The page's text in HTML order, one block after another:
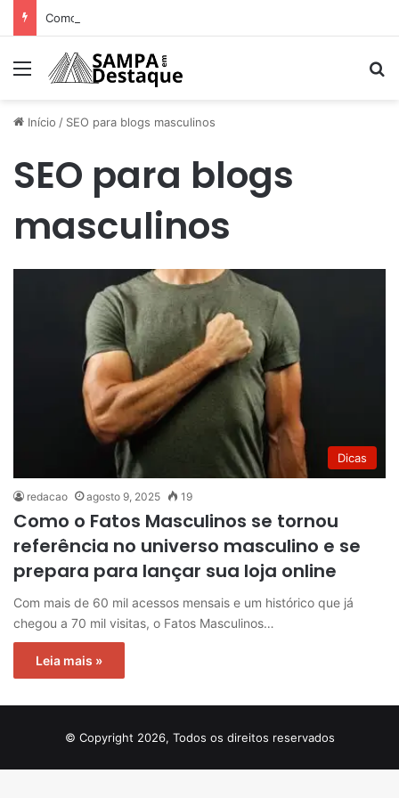
Menu
Início / SEO para blogs masculinos
SEO para blogs
masculinos
Dicas
redacao agosto 9, 2025 19
Como o Fatos Masculinos se tornou
referência no universo masculino e se
prepara para lançar sua loja online
Com mais de 60 mil acessos mensais e um histórico que já
chegou a 70 mil visitas, o Fatos Masculinos…
Leia mais »
© Copyright 2026, Todos os direitos reservados